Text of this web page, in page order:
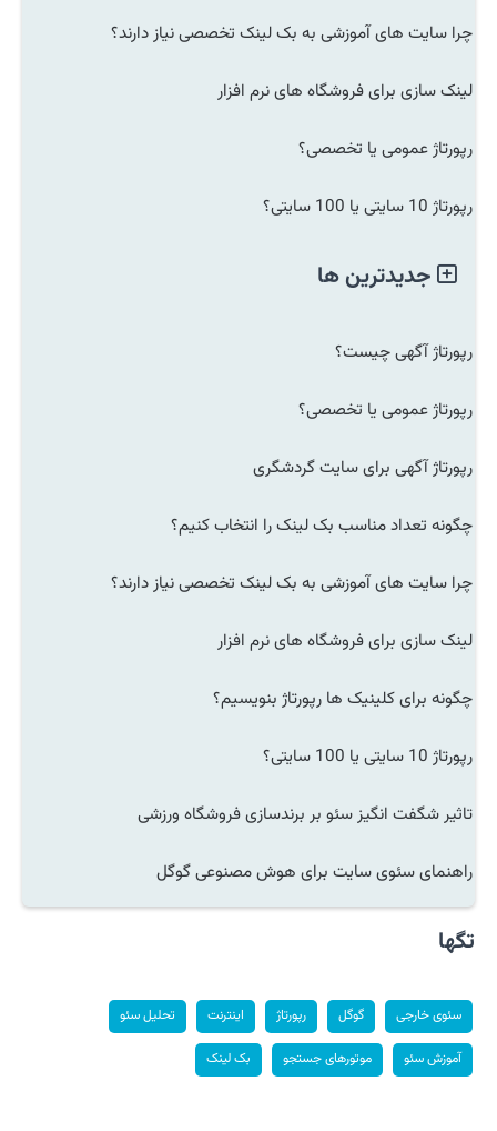
چرا سایت های آموزشی به بک لینک تخصصی نیاز دارند؟
لینک سازی برای فروشگاه های نرم افزار
رپورتاژ عمومی یا تخصصی؟
رپورتاژ 10 سایتی یا 100 سایتی؟
جدیدترین ها
رپورتاژ آگهی چیست؟
رپورتاژ عمومی یا تخصصی؟
رپورتاژ آگهی برای سایت گردشگری
چگونه تعداد مناسب بک لینک را انتخاب کنیم؟
چرا سایت های آموزشی به بک لینک تخصصی نیاز دارند؟
لینک سازی برای فروشگاه های نرم افزار
چگونه برای کلینیک ها رپورتاژ بنویسیم؟
رپورتاژ 10 سایتی یا 100 سایتی؟
تاثیر شگفت انگیز سئو بر برندسازی فروشگاه ورزشی
راهنمای سئوی سایت برای هوش مصنوعی گوگل
تگها
سئوی خارجی گوگل رپورتاژ اینترنت تحلیل سئو
آموزش سئو موتورهای جستجو بک لینک